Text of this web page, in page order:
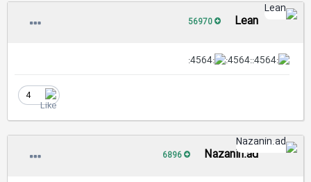
Lean
:4564:
Nazanin.ad